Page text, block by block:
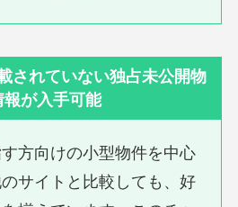
されていない独占未公開物
報が入手可能
方向けの小型物件を中心
サイトと比較しても、好